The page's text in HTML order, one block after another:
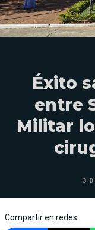
Éxito
entre
Militar
3
Compartir en redes